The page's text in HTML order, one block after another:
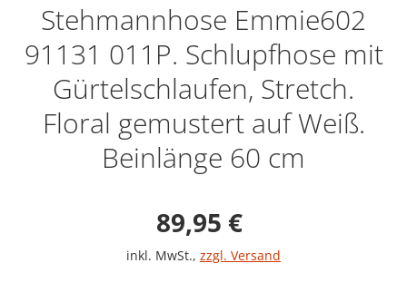
Stehmannhose Emmie602
91131 011P. Schlupfhose mit
Gürtelschlaufen, Stretch.
Floral gemustert auf Weiß.
Beinlänge 60 cm
Verkaufspreis:
89,95 €
inkl. MwSt., zzgl. Versand